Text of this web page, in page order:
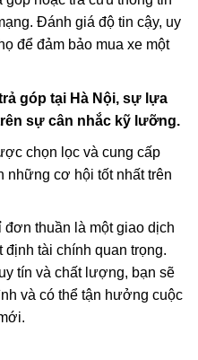
Đánh giá độ tin cậy, uy
để đảm bảo mua xe một
góp tại Hà Nội, sự lựa
sự cân nhắc kỹ lưỡng.
chọn lọc và cung cấp
những cơ hội tốt nhất trên
thuần là một giao dịch
định tài chính quan trọng.
tín và chất lượng, bạn sẽ
và có thể tận hưởng cuộc